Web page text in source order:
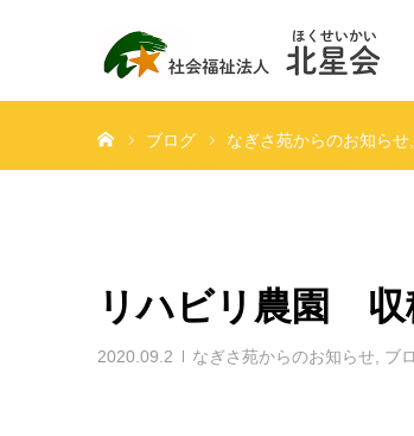
ブログ なぎさ苑からのお知らせ
リハビリ農園
2020.09.2 なぎさ苑からのお知らせ ブ